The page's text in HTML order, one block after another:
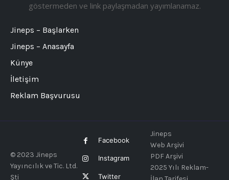
göstermeden ve link paylaşmadan yayımlanamaz.
Jineps – Başlarken
Jineps – Anasayfa
Künye
İletişim
Reklam Başvurusu
© 2023 Jineps
Yayıncılık ve Tic. Ltd.
Şti
Facebook
Instagram
Twitter
Jineps
Web Arşivi
PDF Arşivi
2025 Yılı Reklam-